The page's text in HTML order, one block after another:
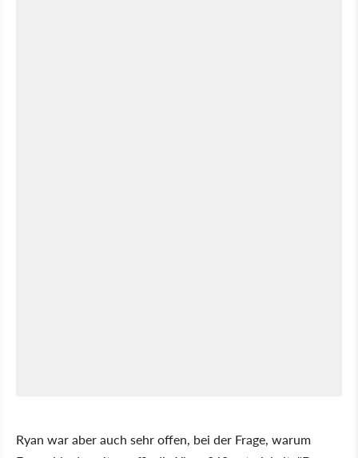
Ryan war aber auch sehr offen, bei der Frage, warum